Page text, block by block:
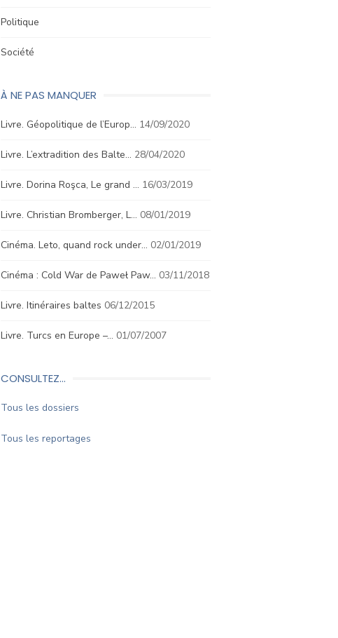
Politique
Société
À NE PAS MANQUER
Livre. Géopolitique de l’Europ… 14/09/2020
Livre. L’extradition des Balte… 28/04/2020
Livre. Dorina Roşca, Le grand … 16/03/2019
Livre. Christian Bromberger, L… 08/01/2019
Cinéma. Leto, quand rock under… 02/01/2019
Cinéma : Cold War de Paweł Paw… 03/11/2018
Livre. Itinéraires baltes 06/12/2015
Livre. Turcs en Europe –… 01/07/2007
CONSULTEZ…
Tous les dossiers
Tous les reportages